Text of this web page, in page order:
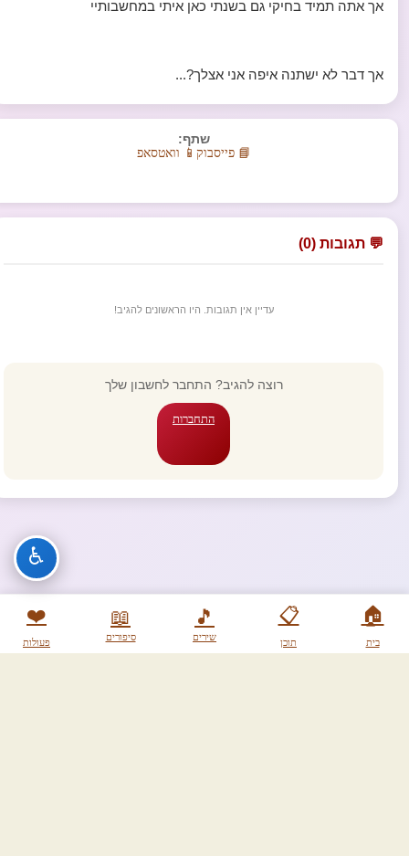
🏠
בית
📋
תוכן
🎵
שירים
📖
סיפורים
❤️
פעולות
אך אתה תמיד בחיקי גם בשנתי כאן איתי במחשבותיי
אך דבר לא ישתנה איפה אני אצלך?...
שתף:
📘 פייסבוק 📱 וואטסאפ
💬 תגובות (0)
עדיין אין תגובות. היו הראשונים להגיב!
רוצה להגיב? התחבר לחשבון שלך
התחברות
♿